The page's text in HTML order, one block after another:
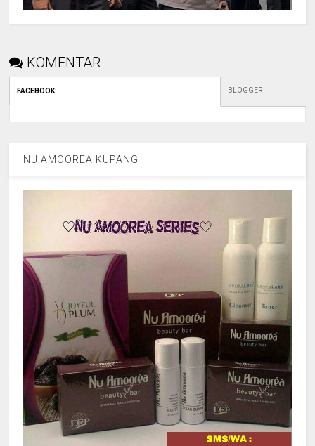
KOMENTAR
FACEBOOK: BLOGGER
NU AMOOREA KUPANG